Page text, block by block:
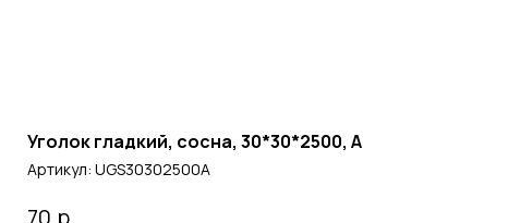
Уголок гладкий, сосна, 30*30*2500, А
Артикул: UGS30302500A
70 р.